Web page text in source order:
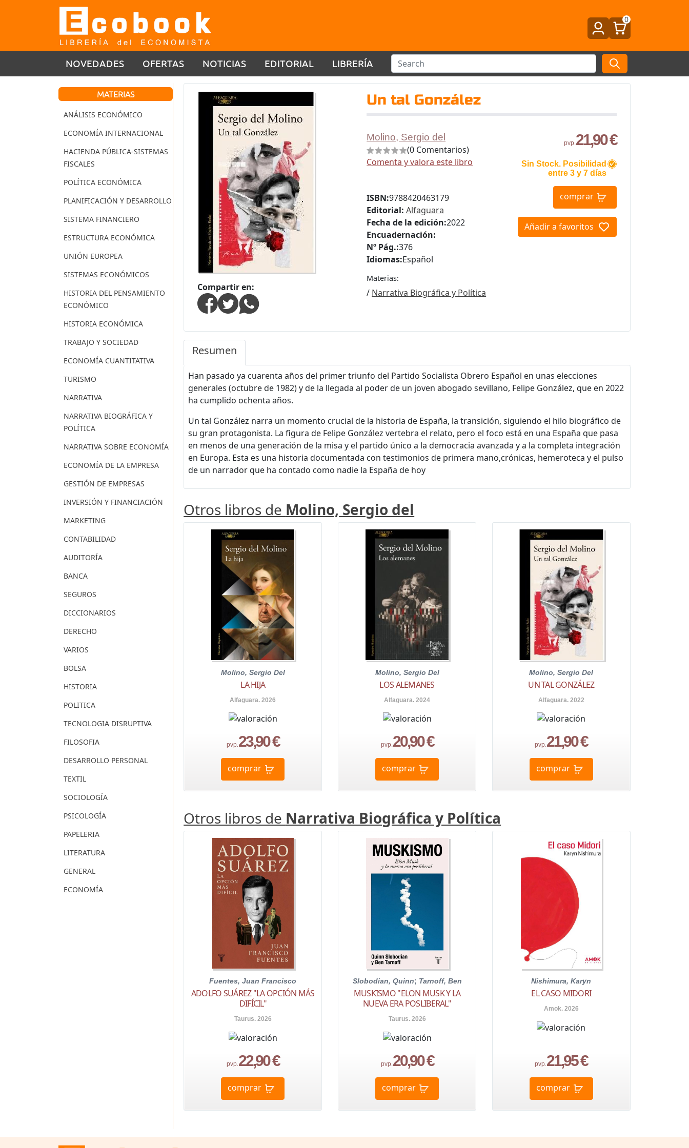
0
NOVEDADES OFERTAS NOTICIAS EDITORIAL LIBRERÍA
MATERIAS
ANÁLISIS ECONÓMICO
ECONOMÍA INTERNACIONAL
HACIENDA PÚBLICA-SISTEMAS
FISCALES
POLÍTICA ECONÓMICA
PLANIFICACIÓN Y DESARROLLO
SISTEMA FINANCIERO
ESTRUCTURA ECONÓMICA
UNIÓN EUROPEA
SISTEMAS ECONÓMICOS
HISTORIA DEL PENSAMIENTO
ECONÓMICO
HISTORIA ECONÓMICA
TRABAJO Y SOCIEDAD
ECONOMÍA CUANTITATIVA
TURISMO
NARRATIVA
NARRATIVA BIOGRÁFICA Y
POLÍTICA
NARRATIVA SOBRE ECONOMÍA
ECONOMÍA DE LA EMPRESA
GESTIÓN DE EMPRESAS
INVERSIÓN Y FINANCIACIÓN
MARKETING
CONTABILIDAD
AUDITORÍA
BANCA
SEGUROS
DICCIONARIOS
DERECHO
VARIOS
BOLSA
HISTORIA
POLITICA
TECNOLOGIA DISRUPTIVA
FILOSOFIA
DESARROLLO PERSONAL
TEXTIL
SOCIOLOGÍA
PSICOLOGÍA
PAPELERIA
LITERATURA
GENERAL
ECONOMÍA
Un tal González
Compartir en:
Molino, Sergio del
(0 Comentarios)
Comenta y valora este libro
pvp. 21,90 €
Sin Stock. Posibilidad
entre 3 y 7 días
comprar
Añadir a favoritos
ISBN:9788420463179
Editorial: Alfaguara
Fecha de la edición:2022
Encuadernación:
Nº Pág.:376
Idiomas:Español
Materias:
/ Narrativa Biográfica y Política
Resumen
Han pasado ya cuarenta años del primer triunfo del Partido Socialista Obrero Español en unas elecciones
generales (octubre de 1982) y de la llegada al poder de un joven abogado sevillano, Felipe González, que en 2022
ha cumplido ochenta años.
Un tal González narra un momento crucial de la historia de España, la transición, siguiendo el hilo biográfico de
su gran protagonista. La figura de Felipe González vertebra el relato, pero el foco está en una España que pasa
en menos de una generación de la misa y el partido único a la democracia avanzada y a la completa integración
en Europa. Esta es una historia documentada con testimonios de primera mano,crónicas, hemeroteca y el pulso
de un narrador que ha contado como nadie la España de hoy
Otros libros de Molino, Sergio del
Molino, Sergio Del
LA HIJA
Alfaguara. 2026
pvp.23,90 €
comprar
Molino, Sergio Del
LOS ALEMANES
Alfaguara. 2024
pvp.20,90 €
comprar
Molino, Sergio Del
UN TAL GONZÁLEZ
Alfaguara. 2022
pvp.21,90 €
comprar
Otros libros de Narrativa Biográfica y Política
Fuentes, Juan Francisco
ADOLFO SUÁREZ "LA OPCIÓN MÁS
DIFÍCIL"
Taurus. 2026
pvp.22,90 €
comprar
Slobodian, Quinn; Tarnoff, Ben
MUSKISMO "ELON MUSK Y LA
NUEVA ERA POSLIBERAL"
Taurus. 2026
pvp.20,90 €
comprar
Nishimura, Karyn
EL CASO MIDORI
Amok. 2026
pvp.21,95 €
comprar